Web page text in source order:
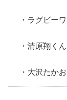
ラグビー
清原翔くん
大沢たか